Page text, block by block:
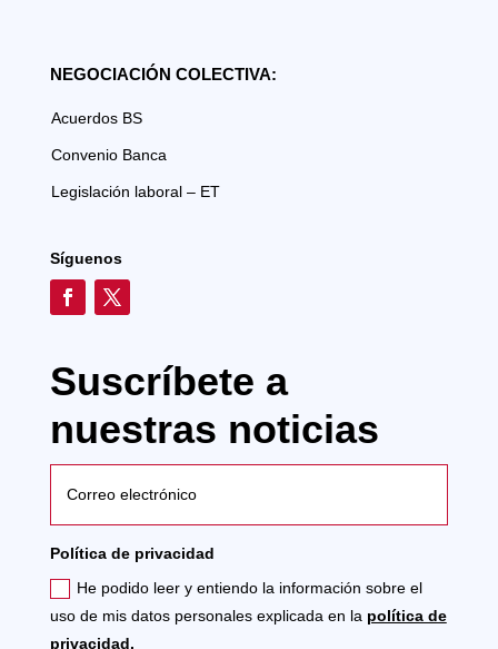
NEGOCIACIÓN COLECTIVA:
Acuerdos BS
Convenio Banca
Legislación laboral – ET
Síguenos
Suscríbete a
nuestras noticias
Política de privacidad
He podido leer y entiendo la información sobre el
uso de mis datos personales explicada en la política de
privacidad.